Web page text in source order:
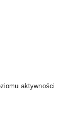
aktywności